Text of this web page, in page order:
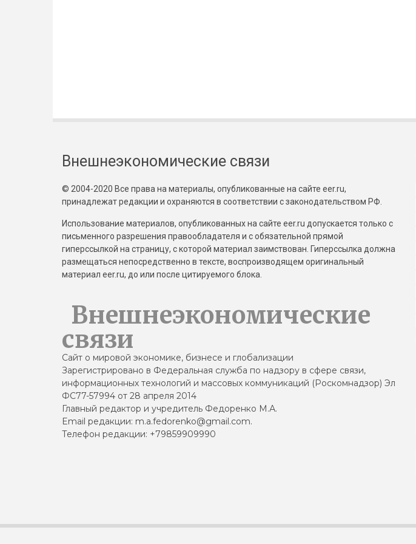
Внешнеэкономические связи
© 2004-2020 Все права на материалы, опубликованные на сайте eer.ru,
принадлежат редакции и охраняются в соответствии с законодательством РФ.
Использование материалов, опубликованных на сайте eer.ru допускается только с
письменного разрешения правообладателя и с обязательной прямой
гиперссылкой на страницу, с которой материал заимствован. Гиперссылка должна
размещаться непосредственно в тексте, воспроизводящем оригинальный
материал eer.ru, до или после цитируемого блока.
Внешнеэкономические
связи
Сайт о мировой экономике, бизнесе и глобализации
Зарегистрировано в Федеральная служба по надзору в сфере связи,
информационных технологий и массовых коммуникаций (Роскомнадзор) Эл
ФС77-57994 от 28 апреля 2014
Главный редактор и учредитель Федоренко М.А.
Email редакции: m.a.fedorenko@gmail.com.
Телефон редакции: +79859909990